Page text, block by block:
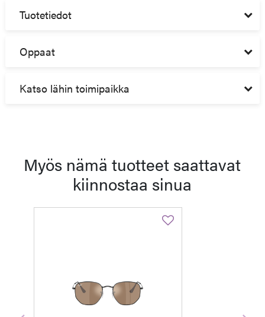
Tuotetiedot
Oppaat
Katso lähin toimipaikka
Myös nämä tuotteet saattavat
kiinnostaa sinua